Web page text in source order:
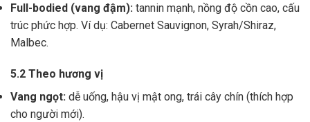
Full-bodied (vang đậm): tannin mạnh, nồng độ cồn cao, cấu
trúc phức hợp. Ví dụ: Cabernet Sauvignon, Syrah/Shiraz,
Malbec.
5.2 Theo hương vị
Vang ngọt: dễ uống, hậu vị mật ong, trái cây chín (thích hợp
cho người mới).